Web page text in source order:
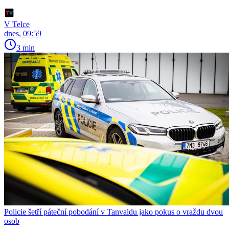
V Telce
dnes, 09:59
3 min
Policie šetří páteční pobodání v Tanvaldu jako pokus o vraždu dvou
osob